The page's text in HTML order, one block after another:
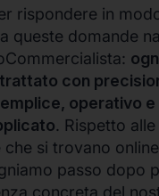
rispondere in
queste domande
con
operativo
. Rispetto
che si trovano
passo dopo
concreta del